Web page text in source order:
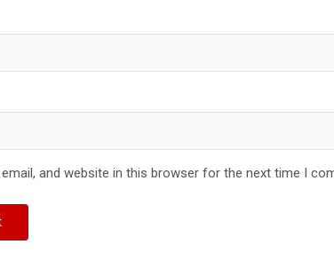
and website in this browser for the next time I